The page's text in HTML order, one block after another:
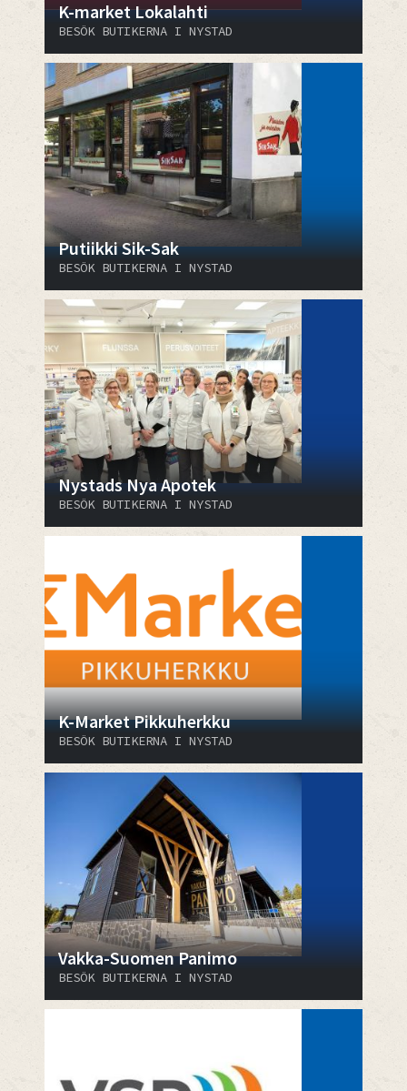
K-market Lokalahti
BESÖK BUTIKERNA I NYSTAD
Putiikki Sik-Sak
BESÖK BUTIKERNA I NYSTAD
Nystads Nya Apotek
BESÖK BUTIKERNA I NYSTAD
K-Market Pikkuherkku
BESÖK BUTIKERNA I NYSTAD
Vakka-Suomen Panimo
BESÖK BUTIKERNA I NYSTAD